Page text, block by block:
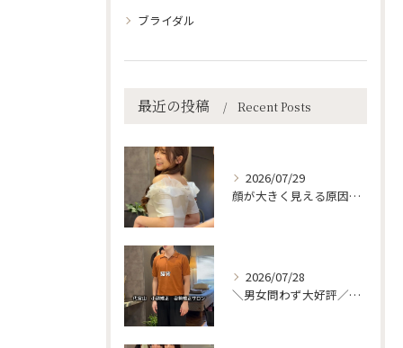
ブライダル
最近の投稿 Recent Posts
2026/07/29
顔が大きく見える原因、実は「姿勢」かも…？
2026/07/28
＼男女問わず大好評／代官山で整える、理想の美姿勢＆快適ボディ